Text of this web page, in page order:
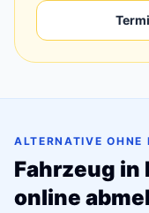
ALTERNATIVE OHNE
Fahrzeug in
online